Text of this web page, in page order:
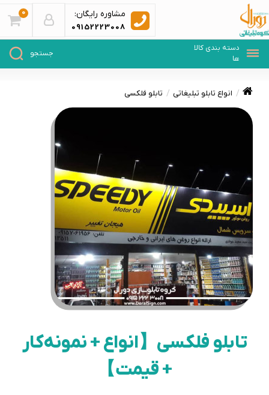
مشاوره رایگان:
09152223008
0
انواع تابلو تبلیغاتی تابلو فلکسی
تابلو فلکسی【انواع + نمونه‌کار
+ قیمت】